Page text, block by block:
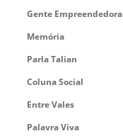
Gente Empreendedora
Memória
Parla Talian
Coluna Social
Entre Vales
Palavra Viva